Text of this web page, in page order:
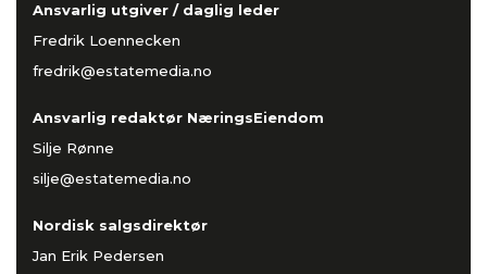
Ansvarlig utgiver / daglig leder
Fredrik Loennecken
fredrik@estatemedia.no
Ansvarlig redaktør NæringsEiendom
Silje Rønne
silje@estatemedia.no
Nordisk salgsdirektør
Jan Erik Pedersen